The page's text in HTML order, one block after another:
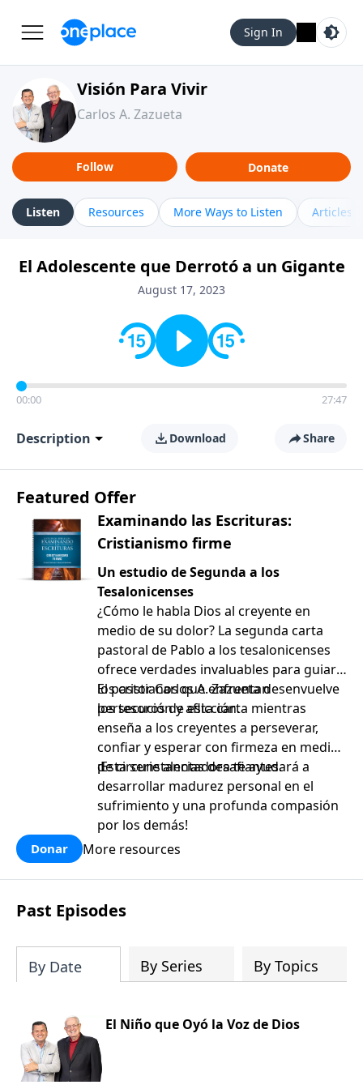
Sign In
Visión Para Vivir
Carlos A. Zazueta
Follow Donate
Listen Resources More Ways to Listen Articles
El Adolescente que Derrotó a un Gigante
August 17, 2023
00:00 27:47
Description Download Share
Featured Offer
Examinando las Escrituras:
Cristianismo firme
Un estudio de Segunda a los
Tesalonicenses
¿Cómo le habla Dios al creyente en
medio de su dolor? La segunda carta
pastoral de Pablo a los tesalonicenses
ofrece verdades invaluables para guiar a
los cristianos que enfrentan
persecución y aflicción.
El pastor Carlos A. Zazueta desenvuelve
los tesoros de esta carta mientras
enseña a los creyentes a perseverar,
confiar y esperar con firmeza en medio
de circunstancias desafiantes.
¡Esta serie alentadora te ayudará a
desarrollar madurez personal en el
sufrimiento y una profunda compasión
por los demás!
Donar More resources
Past Episodes
By Date By Series By Topics
El Niño que Oyó la Voz de Dios